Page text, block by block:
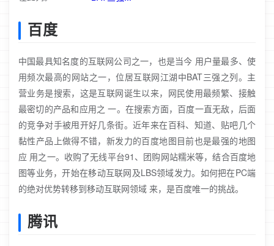
百度
中国最具知名度的互联网公司之一，也是当今 用户量最多、使
用频次最高的网站之一，位居互联网江湖中BAT三强之列。主
营业务是搜索，这是互联网诞生以来，网民使用最频繁、接触
最密切的产品和应用之 一。在搜索方面，百度一直无敌，后面
的竞争对手被甩开好几条街。近年来在百科、知道、贴吧几个
黏性产品上做得不错，新发力的百度地图目前也是最强的地图
应 用之一。收购了无线平台91、团购网站糯米等，结合百度地
图等业务，开始在移动互联网及LBS领域发力。如何把在PC端
的绝对优势转移到移动互联网领域 来，是百度唯一的挑战。
腾讯